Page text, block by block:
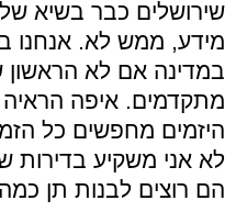
שירושלים כבר בשיא
מידע, ממש לא. אנחנו
במדינה אם לא הראשון
מתקדמים. איפה
היזמים מחפשים כל
לא אני משקיע בדירות
הם רוצים לבנות תן